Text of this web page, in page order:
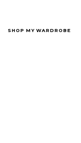
SHOP MY WARDROBE